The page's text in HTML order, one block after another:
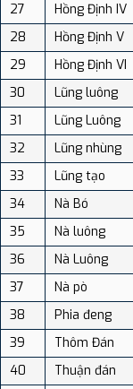
27
Hồng Định IV
28
Hồng Định V
29
Hồng Định VI
30
Lũng luông
31
Lũng Luông
32
Lũng nhùng
33
Lũng tạo
34
Nà Bó
35
Nà luông
36
Nà Luông
37
Nà pò
38
Phia đeng
39
Thôm Đán
40
Thuận đán